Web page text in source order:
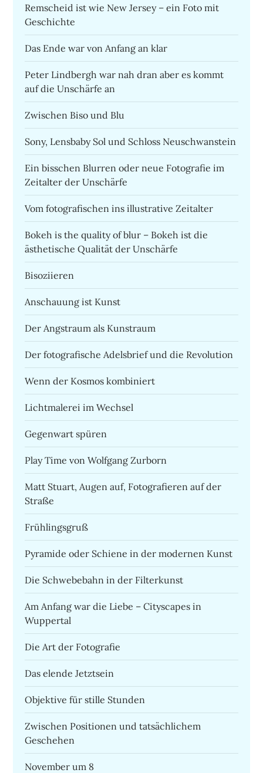
Remscheid ist wie New Jersey – ein Foto mit
Geschichte
Das Ende war von Anfang an klar
Peter Lindbergh war nah dran aber es kommt
auf die Unschärfe an
Zwischen Biso und Blu
Sony, Lensbaby Sol und Schloss Neuschwanstein
Ein bisschen Blurren oder neue Fotografie im
Zeitalter der Unschärfe
Vom fotografischen ins illustrative Zeitalter
Bokeh is the quality of blur – Bokeh ist die
ästhetische Qualität der Unschärfe
Bisoziieren
Anschauung ist Kunst
Der Angstraum als Kunstraum
Der fotografische Adelsbrief und die Revolution
Wenn der Kosmos kombiniert
Lichtmalerei im Wechsel
Gegenwart spüren
Play Time von Wolfgang Zurborn
Matt Stuart, Augen auf, Fotografieren auf der
Straße
Frühlingsgruß
Pyramide oder Schiene in der modernen Kunst
Die Schwebebahn in der Filterkunst
Am Anfang war die Liebe – Cityscapes in
Wuppertal
Die Art der Fotografie
Das elende Jetztsein
Objektive für stille Stunden
Zwischen Positionen und tatsächlichem
Geschehen
November um 8